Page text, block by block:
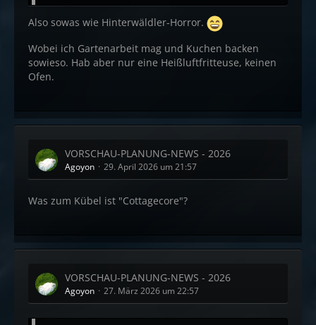
Also sowas wie Hinterwäldler-Horror.
Wobei ich Gartenarbeit mag und Kuchen backen
sowieso. Hab aber nur eine Heißluftfritteuse, keinen
Ofen.
VORSCHAU-PLANUNG-NEWS - 2026
Agoyon 29. April 2026 um 21:57
Was zum Kübel ist "Cottagecore"?
VORSCHAU-PLANUNG-NEWS - 2026
Agoyon 27. März 2026 um 22:57